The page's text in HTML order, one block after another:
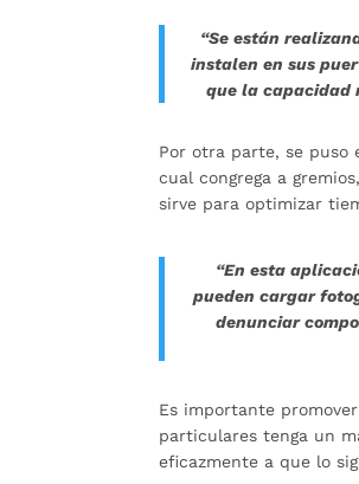
“Se están
instalen en sus
que la capacidad
Por otra parte, se puso
cual congrega a
sirve para optimizar
“En esta
pueden cargar
denunciar
Es importante
particulares tenga un
eficazmente a que lo